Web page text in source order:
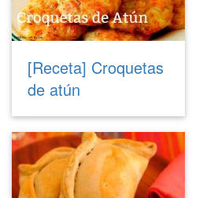
[Receta] Croquetas
de atún